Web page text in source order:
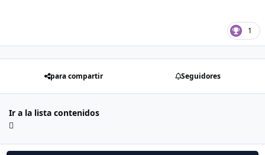
1
para compartir Seguidores
Ir a la lista contenidos